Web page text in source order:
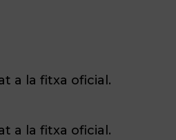
a la fitxa oficial.
a la fitxa oficial.